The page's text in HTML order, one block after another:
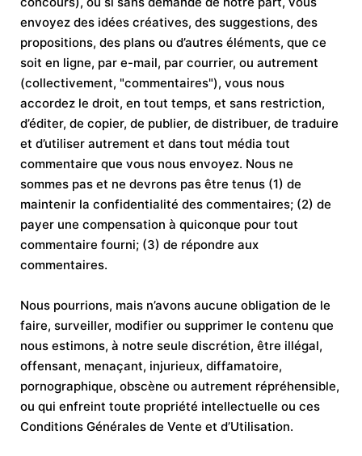
envoyez des idées créatives, des suggestions, des
propositions, des plans ou d’autres éléments, que ce
soit en ligne, par e-mail, par courrier, ou autrement
(collectivement, "commentaires"), vous nous
accordez le droit, en tout temps, et sans restriction,
d’éditer, de copier, de publier, de distribuer, de traduire
et d’utiliser autrement et dans tout média tout
commentaire que vous nous envoyez. Nous ne
sommes pas et ne devrons pas être tenus (1) de
maintenir la confidentialité des commentaires; (2) de
payer une compensation à quiconque pour tout
commentaire fourni; (3) de répondre aux
commentaires.
Nous pourrions, mais n’avons aucune obligation de le
faire, surveiller, modifier ou supprimer le contenu que
nous estimons, à notre seule discrétion, être illégal,
offensant, menaçant, injurieux, diffamatoire,
pornographique, obscène ou autrement répréhensible,
ou qui enfreint toute propriété intellectuelle ou ces
Conditions Générales de Vente et d’Utilisation.